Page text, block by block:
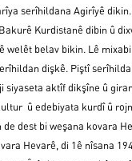
serîhildana Agirîyê
Kurdistanê dibin û
welêt belav bikin. Lê
dişkê. Piştî
siyaseta aktîf dikşîne û
û edebiyata kurdî û
dest bi weşana kovara
Hevarê, di 1ê nîsana